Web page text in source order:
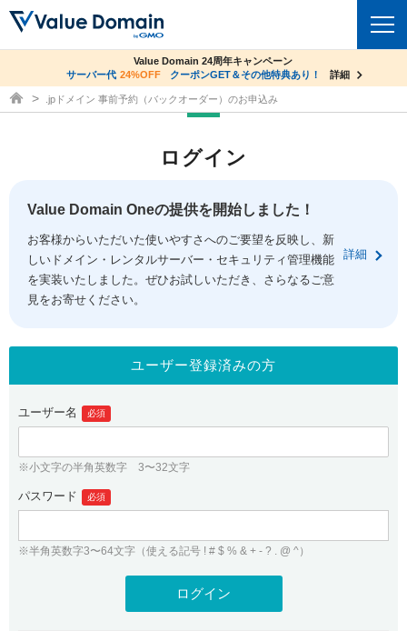
ドメイントップ
ドメイン移管
ドメイン価格一覧
ドメイン一括検索
.jpドメインオークション
gTLDオークション NEW!
.jpドメインバックオーダー
プレミアムドメイン
人気ドメインの種類
WHOIS検索
コアサーバー
バリューサーバー
XREA
セキュリティトップ
Value Domain ネットde診断
SSL証明書
サービストップ
お得意様割引
紹介制度
バリュードメインAPI
ドメイン・ホスティングOEM
facebook
ログイン
従来のバリュードメインをご利用希望の方
Value Domainにログイン
ユーザー登録
co.jpドメイン✕コアサーバーV2ビジネス応援キャンペーン
サーバー料金1年間無料
詳細
Value Domain 24周年キャンペーン
サーバー代 24%OFF クーポンGET＆その他特典あり！ 詳細
ドメイン取得ならバリュードメイン
.jpドメイン 事前予約（バックオーダー）のお申込み
ログイン
Value Domain Oneの提供を開始しました！
お客様からいただいた使いやすさへのご要望を反映し、新
しいドメイン・レンタルサーバー・セキュリティ管理機能
を実装いたしました。ぜひお試しいただき、さらなるご意
見をお寄せください。
詳細
ユーザー登録済みの方
ユーザー名 必須
※小文字の半角英数字 3〜32文字
パスワード 必須
※半角英数字3〜64文字（使える記号 ! # $ % & + - ? . @ ^）